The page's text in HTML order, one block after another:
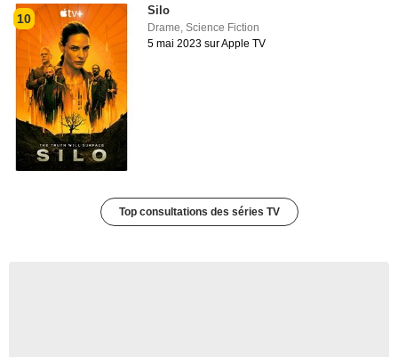
10
Silo
Drame,Science Fiction
5 mai 2023 sur Apple TV
Top consultations des séries TV